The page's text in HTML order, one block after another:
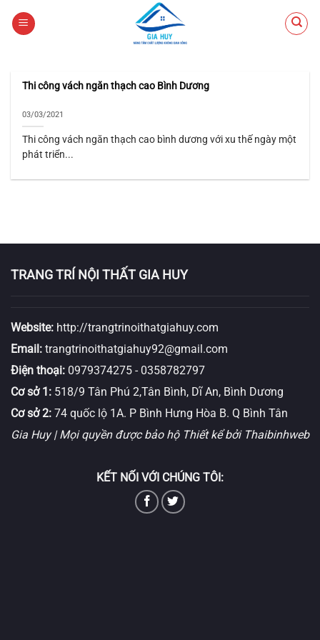
đến
Thi công vách ngăn thạch cao Bình Dương
03/03/2021
Thi công vách ngăn thạch cao bình dương với xu thế ngày một
phát triển...
TRANG TRÍ NỘI THẤT GIA HUY
Website: http://trangtrinoithatgiahuy.com
Email: trangtrinoithatgiahuy92@gmail.com
Điện thoại: 0979374275 - 0358782797
Cơ sở 1: 518/9 Tân Phú 2,Tân Bình, Dĩ An, Bình Dương
Cơ sở 2: 74 quốc lộ 1A. P Bình Hưng Hòa B. Q Bình Tân
Gia Huy | Mọi quyền được bảo hộ Thiết kể bởi Thaibinhweb
KẾT NỐI VỚI CHÚNG TÔI: